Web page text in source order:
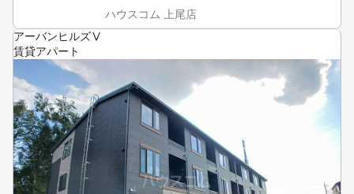
ハウスコム 上尾店
アーバンヒルズⅤ
賃貸アパート